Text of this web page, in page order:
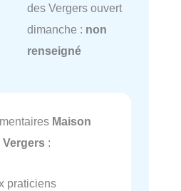
des Vergers ouvert
dimanche : non
renseigné
Maison
Vergers :
praticiens